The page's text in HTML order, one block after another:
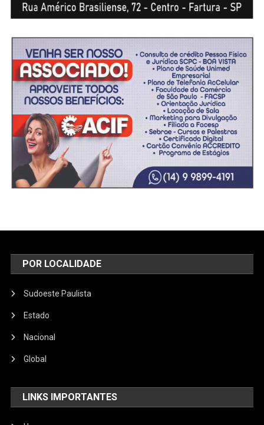
POR LOCALIDADE
Sudoeste Paulista
Estado
Nacional
Global
LINKS IMPORTANTES